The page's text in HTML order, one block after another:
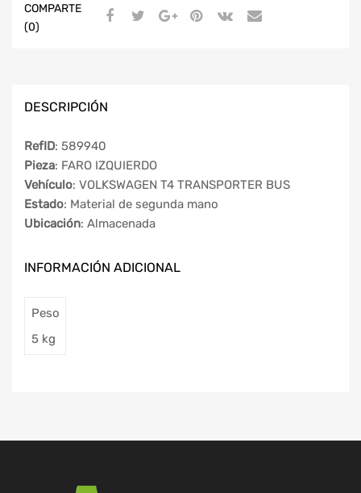
COMPARTE
(0)
DESCRIPCIÓN
RefID: 589940
Pieza: FARO IZQUIERDO
Vehículo: VOLKSWAGEN T4 TRANSPORTER BUS
Estado: Material de segunda mano
Ubicación: Almacenada
INFORMACIÓN ADICIONAL
Peso
5 kg